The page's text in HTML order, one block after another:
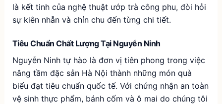
là kết tinh của nghệ thuật ướp trà công phu, đòi hỏi
sự kiên nhẫn và chỉn chu đến từng chi tiết.
Tiêu Chuẩn Chất Lượng Tại Nguyễn Ninh
Nguyễn Ninh tự hào là đơn vị tiên phong trong việc
nâng tầm đặc sản Hà Nội thành những món quà
biếu đạt tiêu chuẩn quốc tế. Với chứng nhận an toàn
vệ sinh thực phẩm, bánh cốm và ô mai do chúng tôi